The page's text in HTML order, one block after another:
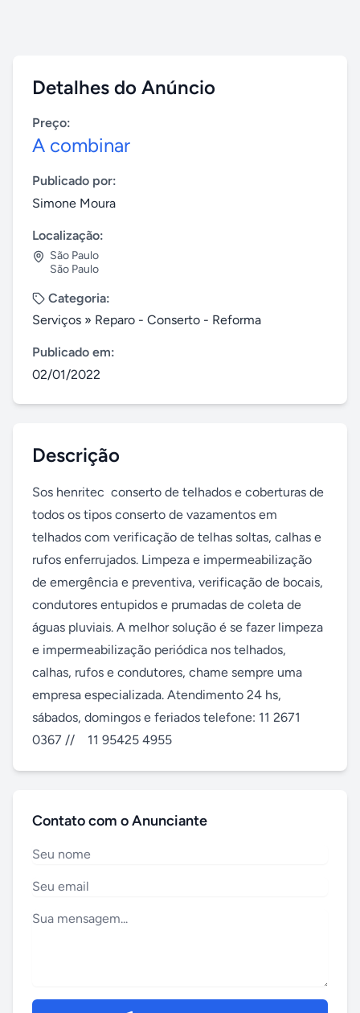
Detalhes do Anúncio
Preço:
A combinar
Publicado por:
Simone Moura
Localização:
São Paulo
São Paulo
Categoria:
Serviços » Reparo - Conserto - Reforma
Publicado em:
02/01/2022
Descrição
Sos henritec  conserto de telhados e coberturas de
todos os tipos conserto de vazamentos em
telhados com verificação de telhas soltas, calhas e
rufos enferrujados. Limpeza e impermeabilização
de emergência e preventiva, verificação de bocais,
condutores entupidos e prumadas de coleta de
águas pluviais. A melhor solução é se fazer limpeza
e impermeabilização periódica nos telhados,
calhas, rufos e condutores, chame sempre uma
empresa especializada. Atendimento 24 hs,
sábados, domingos e feriados telefone: 11 2671
0367 //    11 95425 4955
Contato com o Anunciante